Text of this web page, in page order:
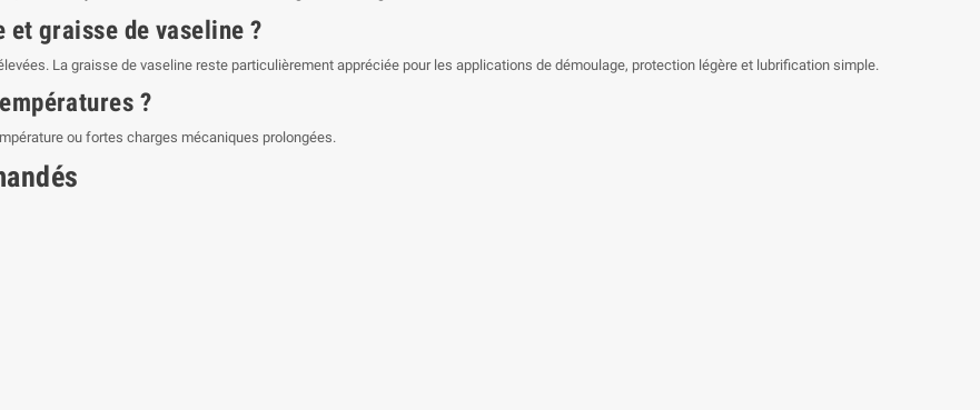
graisse de vaseline ?
La graisse de vaseline reste particulièrement appréciée pour les applications de démoulage, protection légère et lubrification simple.
?
ou fortes charges mécaniques prolongées.